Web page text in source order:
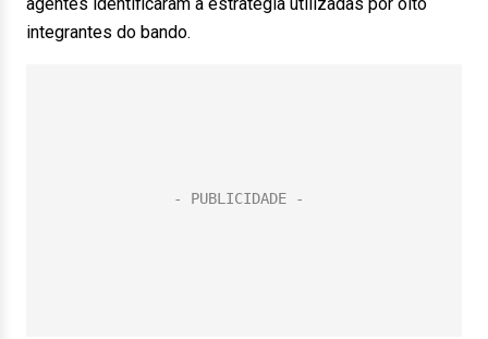
integrantes do bando.